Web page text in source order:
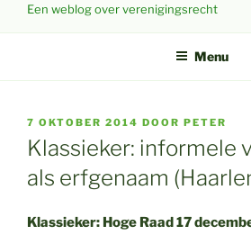
Een weblog over verenigingsrecht
Menu
GEPLAATST
OP
7 OKTOBER 2014 DOOR PETER
Klassieker: informele
als erfgenaam
Klassieker: Hoge Raad 17